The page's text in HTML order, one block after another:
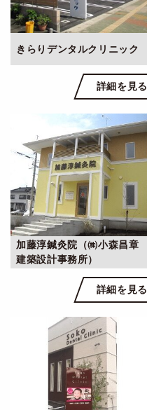
きらりデンタルクリニック
詳細を見る
加藤淳鍼灸院（㈱小森昌章
建築設計事務所）
詳細を見る